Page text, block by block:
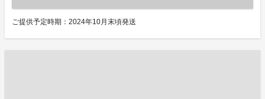
ご提供予定時期：2024年10月末頃発送